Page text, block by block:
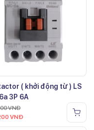
( khởi động từ ) LS
3P 6A
VNĐ
VNĐ